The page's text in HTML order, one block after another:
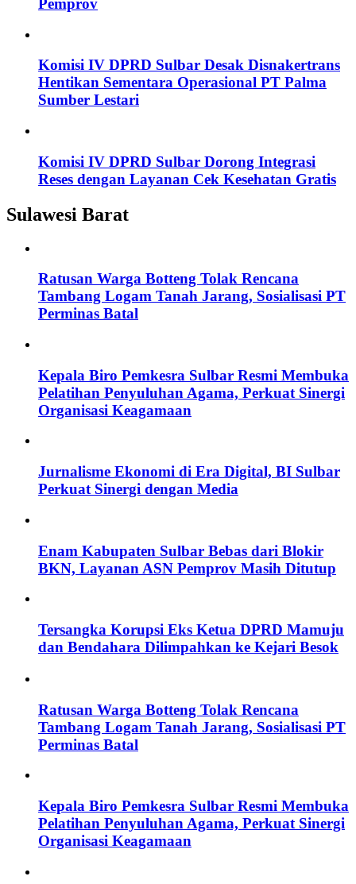
Pemprov
Komisi IV DPRD Sulbar Desak Disnakertrans
Hentikan Sementara Operasional PT Palma
Sumber Lestari
Komisi IV DPRD Sulbar Dorong Integrasi
Reses dengan Layanan Cek Kesehatan Gratis
Sulawesi Barat
Ratusan Warga Botteng Tolak Rencana
Tambang Logam Tanah Jarang, Sosialisasi PT
Perminas Batal
Kepala Biro Pemkesra Sulbar Resmi Membuka
Pelatihan Penyuluhan Agama, Perkuat Sinergi
Organisasi Keagamaan
Jurnalisme Ekonomi di Era Digital, BI Sulbar
Perkuat Sinergi dengan Media
Enam Kabupaten Sulbar Bebas dari Blokir
BKN, Layanan ASN Pemprov Masih Ditutup
Tersangka Korupsi Eks Ketua DPRD Mamuju
dan Bendahara Dilimpahkan ke Kejari Besok
Ratusan Warga Botteng Tolak Rencana
Tambang Logam Tanah Jarang, Sosialisasi PT
Perminas Batal
Kepala Biro Pemkesra Sulbar Resmi Membuka
Pelatihan Penyuluhan Agama, Perkuat Sinergi
Organisasi Keagamaan